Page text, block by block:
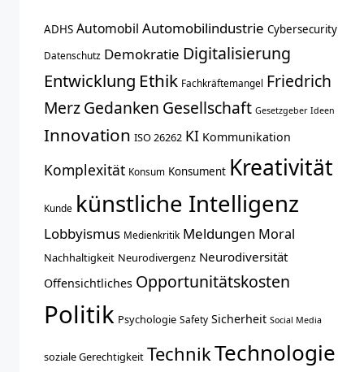
ADHS Automobil Automobilindustrie Cybersecurity
Datenschutz Demokratie Digitalisierung
Entwicklung Ethik Fachkräftemangel Friedrich
MerzGedanken Gesellschaft Gesetzgeber Ideen
Innovation ISO 26262 KI Kommunikation
Komplexität Konsum Konsument Kreativität
Kunde künstliche Intelligenz
Lobbyismus Medienkritik Meldungen Moral
Nachhaltigkeit Neurodivergenz Neurodiversität
Offensichtliches Opportunitätskosten
Politik Psychologie Safety Sicherheit Social Media
soziale Gerechtigkeit TechnikTechnologie